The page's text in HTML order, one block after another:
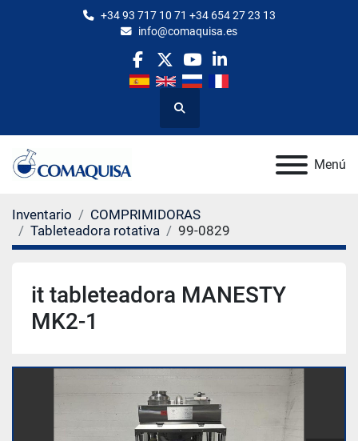
+34 93 717 10 71 +34 654 27 23 13
info@comaquisa.es
facebook
twitteryoutubelinkedin
Buscar
Menú
Inventario
COMPRIMIDORAS
Tableteadora rotativa
99-0829
it tableteadora MANESTY
MK2-1